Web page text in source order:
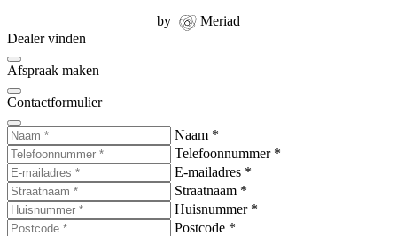
by
Meriad
Dealer vinden
Afspraak maken
Contactformulier
Naam *
Telefoonnummer *
E-mailadres *
Straatnaam *
Huisnummer *
Postcode *